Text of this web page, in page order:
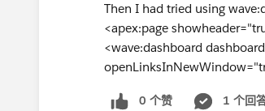
Then I had tried using
<apex:page
<wave:dashboard
0 个赞 1 个回